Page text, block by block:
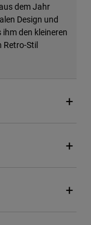
dem Jahr
Design und
den kleineren
Retro-Stil